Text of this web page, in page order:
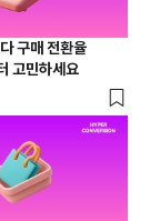
구매 전환율
고민하세요